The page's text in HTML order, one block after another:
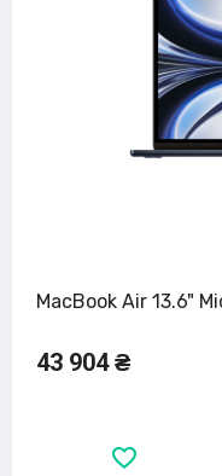
MacBook Air 13.6"
43 904 ₴